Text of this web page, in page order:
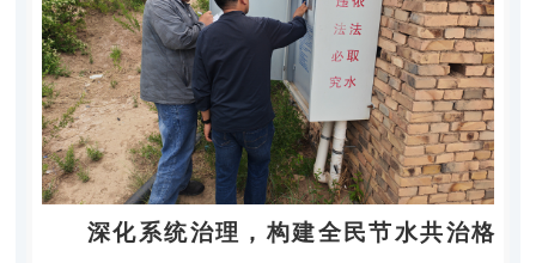
深化系统治理，构建全民节水共治格